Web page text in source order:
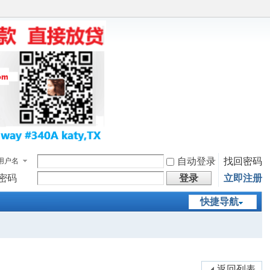
户名 自动登录
找回密码
码
登录 立即注册
快捷导航